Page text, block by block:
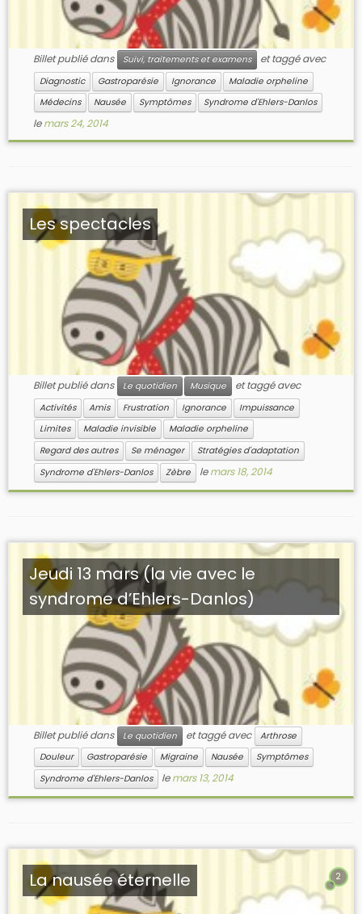
Billet publié dans Suivi, traitements et examens et taggé avec
Diagnostic Gastroparésie Ignorance
Maladie orpheline
Médecins
Nausée Symptômes Syndrome d'Ehlers-Danlos
lemars 24, 2014
Les spectacles
Billet publié dans Le quotidien Musique et taggé avec
Activités Amis Frustration Ignorance
Impuissance
Limites
Maladie invisible
Maladie orpheline
Regard des autres
Se ménager
Stratégies d'adaptation
Syndrome d'Ehlers-Danlos
Zèbre lemars 18, 2014
Jeudi 13 mars (la vie avec le
syndrome d’Ehlers-Danlos)
Billet publié dans Le quotidien et taggé avec
Arthrose
Douleur
Gastroparésie Migraine Nausée
Symptômes
Syndrome d'Ehlers-Danlos
lemars 13, 2014
2
La nausée éternelle